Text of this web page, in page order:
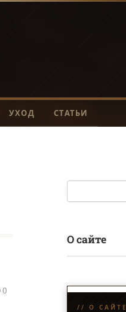
УХОД СТАТЬИ
0
О сайте
// О САЙТЕ